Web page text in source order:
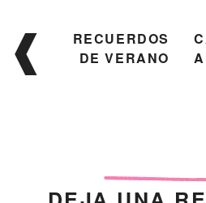
Navegación
de
entradas
RECUERDOS
DE VERANO